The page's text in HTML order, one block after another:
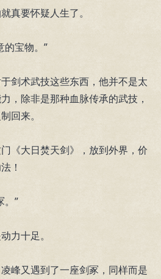
要怀疑人生了。
宝物。”
术武技这些东西，他并不是太
，除非是那种血脉传承的武技，
回来。
大日焚天剑》，放到外界，价
！
”
十足。
又遇到了一座剑冢，同样而是